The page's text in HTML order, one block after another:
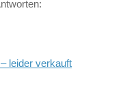
leider verkauft